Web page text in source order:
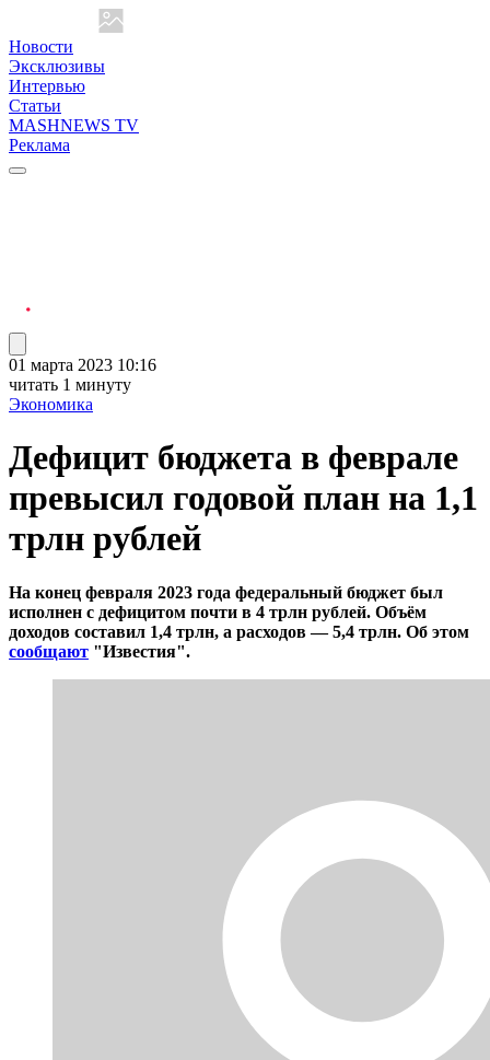
Новости
Эксклюзивы
Интервью
Статьи
MASHNEWS TV
Реклама
01 марта 2023 10:16
читать 1 минуту
Экономика
Дефицит бюджета в феврале
превысил годовой план на 1,1
трлн рублей
На конец февраля 2023 года федеральный бюджет был
исполнен с дефицитом почти в 4 трлн рублей. Объём
доходов составил 1,4 трлн, а расходов — 5,4 трлн. Об этом
сообщают "Известия".